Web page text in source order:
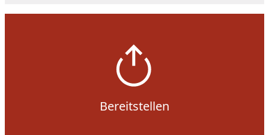
Bereitstellen